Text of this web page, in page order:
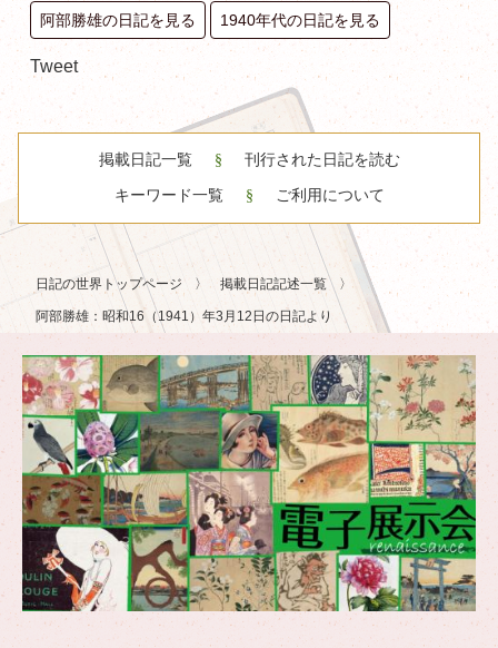
阿部勝雄の日記を見る 1940年代の日記を見る
Tweet
掲載日記一覧 刊行された日記を読む
キーワード一覧 ご利用について
日記の世界トップページ 掲載日記記述一覧
阿部勝雄：昭和16（1941）年3月12日の日記より